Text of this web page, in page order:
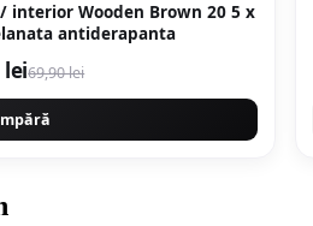
Wooden Brown 20 5 x
60 cm mata portelanata antiderapanta
lei69,90 lei